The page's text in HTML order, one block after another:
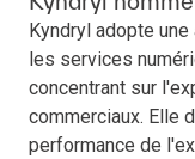
Kyndryl adopte
les services
concentrant sur
commerciaux. Elle
performance de